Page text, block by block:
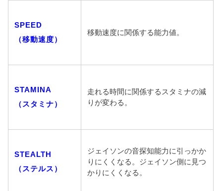
SPEED
（移動速度）
移動速度に関係する能力値。
STAMINA
（スタミナ）
走れる時間に関係するスタミナの減
りが変わる。
STEALTH
（ステルス）
ジェイソンの音探知能力に引っかか
りにくくなる。ジェイソン側に見つ
かりにくくなる。